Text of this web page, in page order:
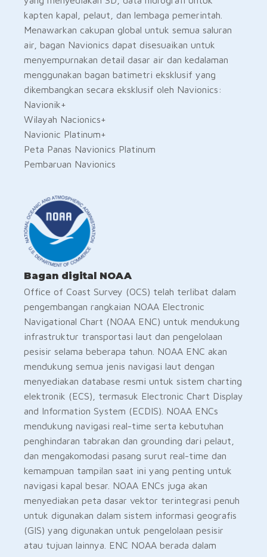
kapten kapal, pelaut, dan lembaga pemerintah.
Menawarkan cakupan global untuk semua saluran
air, bagan Navionics dapat disesuaikan untuk
menyempurnakan detail dasar air dan kedalaman
menggunakan bagan batimetri eksklusif yang
dikembangkan secara eksklusif oleh Navionics:
Navionik+
Wilayah Nacionics+
Navionic Platinum+
Peta Panas Navionics Platinum
Pembaruan Navionics
Bagan digital NOAA
Office of Coast Survey (OCS) telah terlibat dalam
pengembangan rangkaian NOAA Electronic
Navigational Chart (NOAA ENC) untuk mendukung
infrastruktur transportasi laut dan pengelolaan
pesisir selama beberapa tahun. NOAA ENC akan
mendukung semua jenis navigasi laut dengan
menyediakan database resmi untuk sistem charting
elektronik (ECS), termasuk Electronic Chart Display
and Information System (ECDIS). NOAA ENCs
mendukung navigasi real-time serta kebutuhan
penghindaran tabrakan dan grounding dari pelaut,
dan mengakomodasi pasang surut real-time dan
kemampuan tampilan saat ini yang penting untuk
navigasi kapal besar. NOAA ENCs juga akan
menyediakan peta dasar vektor terintegrasi penuh
untuk digunakan dalam sistem informasi geografis
(GIS) yang digunakan untuk pengelolaan pesisir
atau tujuan lainnya. ENC NOAA berada dalam